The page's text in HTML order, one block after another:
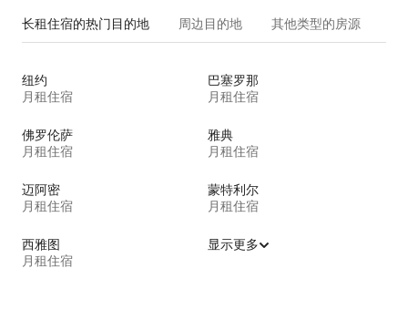
长租住宿的热门目的地 周边目的地 其他类型的房源
纽约
月租住宿
巴塞罗那
月租住宿
佛罗伦萨
月租住宿
雅典
月租住宿
迈阿密
月租住宿
蒙特利尔
月租住宿
西雅图
月租住宿
显示更多